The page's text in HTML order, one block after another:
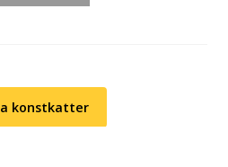
konstkatter